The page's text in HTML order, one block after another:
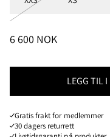
PRIS: 6 600 NOK,
6 600 NOK
LEGG TIL
Gratis frakt for medlemmer
30 dagers returrett